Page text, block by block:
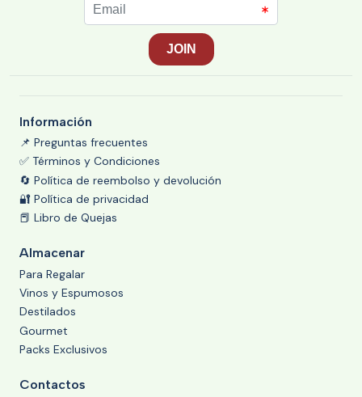
Información
📌 Preguntas frecuentes
✅ Términos y Condiciones
🔄 Política de reembolso y devolución
🔐 Política de privacidad
📕 Libro de Quejas
Almacenar
Para Regalar
Vinos y Espumosos
Destilados
Gourmet
Packs Exclusivos
Contactos